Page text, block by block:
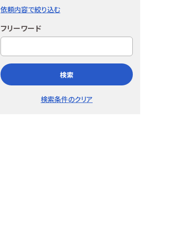
依頼内容で絞り込む
フリーワード
検索
検索条件のクリア